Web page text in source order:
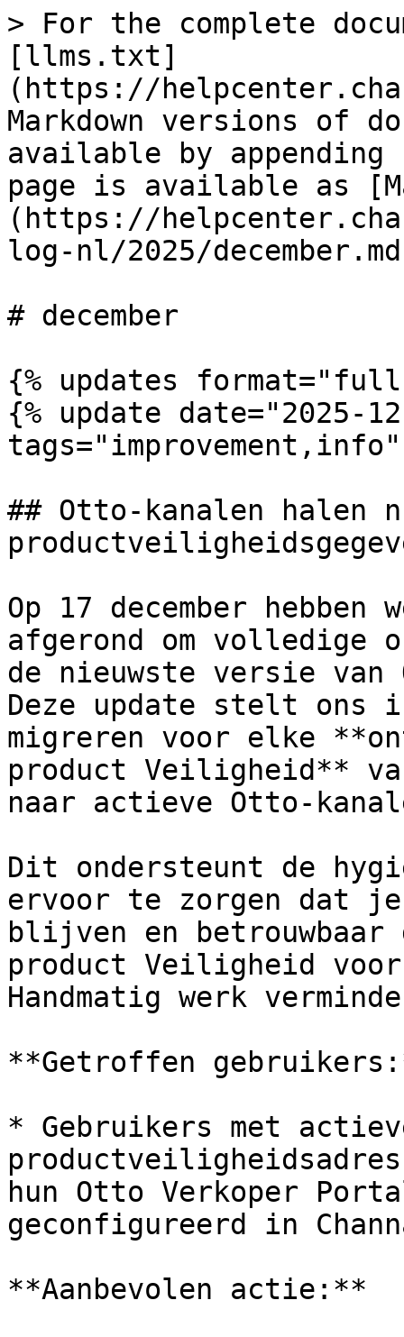
> For the complete
[llms.txt]
(https://
Markdown versions of
available by
page is available as
(https://
log-nl/2025/
# december
{% updates
{% update date="2025-
## Otto-kanalen halen
Op 17 december hebben
afgerond om volledige
de nieuwste versie
Deze update stelt ons
migreren voor elke
product Veiligheid**
naar actieve Otto-
Dit ondersteunt de
ervoor te zorgen dat je
blijven en
product Veiligheid
Handmatig werk
**Getroffen
* Gebruikers met
hun Otto Verkoper
geconfigureerd in
**Aanbevolen actie:**